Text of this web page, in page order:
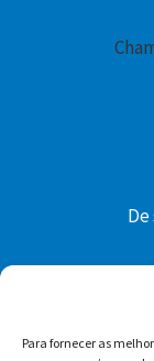
Para fornecer as